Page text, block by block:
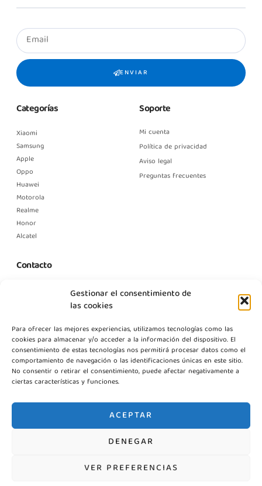
Gestionar el consentimiento de
las cookies
Para ofrecer las mejores experiencias, utilizamos tecnologías como las
cookies para almacenar y/o acceder a la información del dispositivo. El
consentimiento de estas tecnologías nos permitirá procesar datos como el
comportamiento de navegación o las identificaciones únicas en este sitio.
No consentir o retirar el consentimiento, puede afectar negativamente a
ciertas características y funciones.
ACEPTAR
DENEGAR
VER PREFERENCIAS
ENVIAR
Categorías
Xiaomi
Samsung
Apple
Oppo
Huawei
Motorola
Realme
Honor
Alcatel
Soporte
Mi cuenta
Política de privacidad
Aviso legal
Preguntas frecuentes
Contacto
C. Margarita Nelken, 12, Nave 2, Modulo 1, Pol Prologics, 28830
+34 915 916 113
+34 744 667 846
Contáctanos